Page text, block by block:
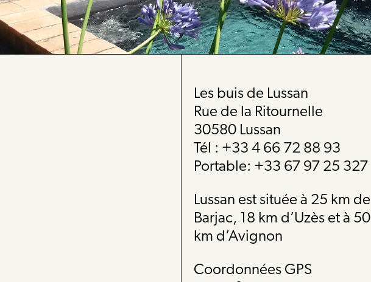
Les buis de Lussan
Rue de la Ritournelle
30580 Lussan
Tél : +33 4 66 72 88 93
Portable: +33 67 97 25 327
Lussan est située à 25 km de
Barjac, 18 km d’Uzès et à 50
km d’Avignon
Coordonnées GPS